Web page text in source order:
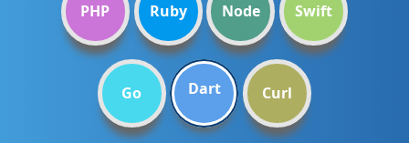
PHP Ruby Node Swift
Go Dart Curl